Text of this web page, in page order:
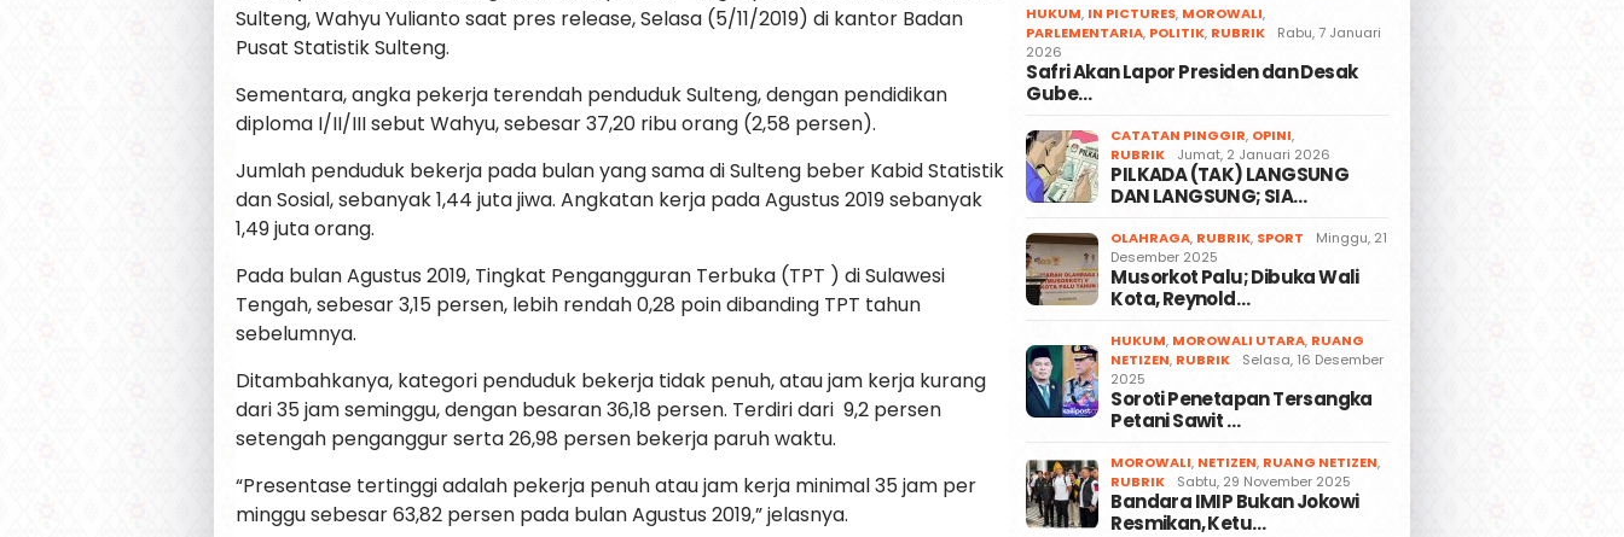
Sulteng, Wahyu Yulianto saat pres release, Selasa (5/11/2019) di kantor Badan
Pusat Statistik Sulteng.
Sementara, angka pekerja terendah penduduk Sulteng, dengan pendidikan
diploma I/II/III sebut Wahyu, sebesar 37,20 ribu orang (2,58 persen).
Jumlah penduduk bekerja pada bulan yang sama di Sulteng beber Kabid Statistik
dan Sosial, sebanyak 1,44 juta jiwa. Angkatan kerja pada Agustus 2019 sebanyak
1,49 juta orang.
Pada bulan Agustus 2019, Tingkat Pengangguran Terbuka (TPT ) di Sulawesi
Tengah, sebesar 3,15 persen, lebih rendah 0,28 poin dibanding TPT tahun
sebelumnya.
Ditambahkanya, kategori penduduk bekerja tidak penuh, atau jam kerja kurang
dari 35 jam seminggu, dengan besaran 36,18 persen. Terdiri dari 9,2 persen
setengah penganggur serta 26,98 persen bekerja paruh waktu.
“Presentase tertinggi adalah pekerja penuh atau jam kerja minimal 35 jam per
minggu sebesar 63,82 persen pada bulan Agustus 2019,” jelasnya.
HUKUM, IN PICTURES, MOROWALI,
PARLEMENTARIA, POLITIK, RUBRIK
Rabu, 7 Januari
2026
Safri Akan Lapor Presiden dan Desak
Gube…
CATATAN PINGGIR, OPINI,
RUBRIK
Jumat, 2 Januari 2026
PILKADA (TAK) LANGSUNG
DAN LANGSUNG; SIA…
OLAHRAGA, RUBRIK, SPORT
Minggu, 21
Desember 2025
Musorkot Palu; Dibuka Wali
Kota, Reynold…
HUKUM, MOROWALI UTARA, RUANG
NETIZEN, RUBRIK
Selasa, 16 Desember
2025
Soroti Penetapan Tersangka
Petani Sawit …
MOROWALI, NETIZEN, RUANG NETIZEN,
RUBRIK
Sabtu, 29 November 2025
Bandara IMIP Bukan Jokowi
Resmikan, Ketu…